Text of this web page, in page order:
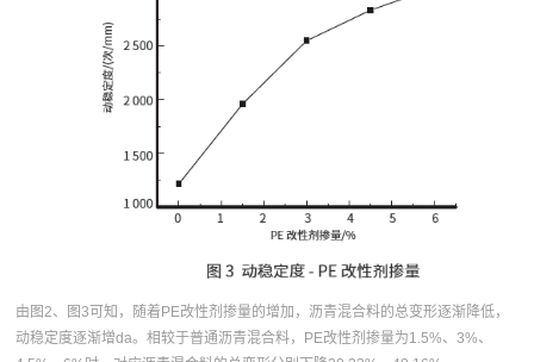
由图2、图3可知，随着PE改性剂掺量的增加，沥青混合料的总变形逐渐降低，
动稳定度逐渐增da。相较于普通沥青混合料，PE改性剂掺量为1.5%、3%、